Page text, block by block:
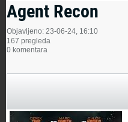
Agent Recon
Objavljeno: 23-06-24, 16:10
167 pregleda
0 komentara